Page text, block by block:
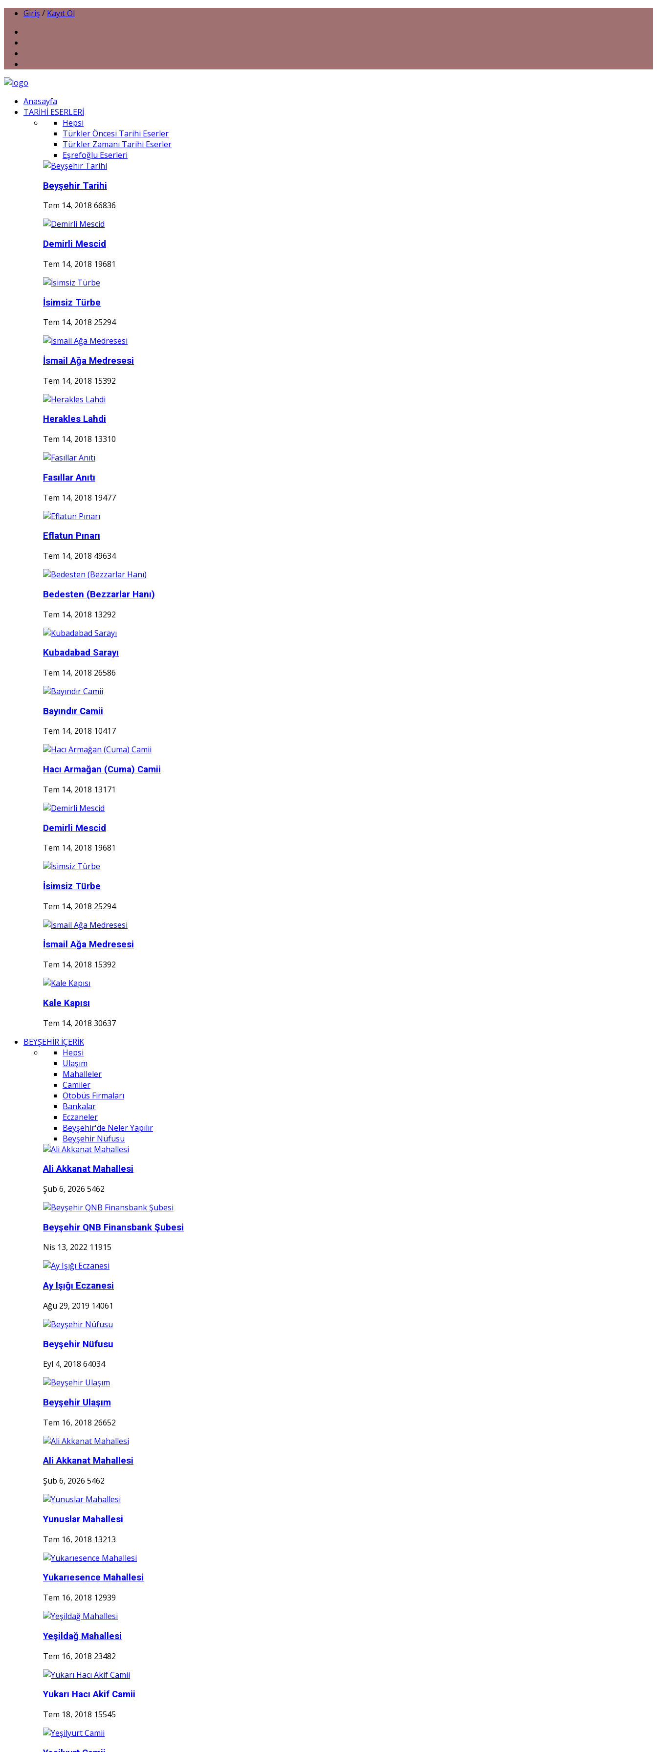
Giriş / Kayıt Ol
Anasayfa
TARİHİ ESERLERİ
Hepsi
Türkler Öncesi Tarihi Eserler
Türkler Zamanı Tarihi Eserler
Eşrefoğlu Eserleri
Beyşehir Tarihi
Tem 14, 2018 66836
Demirli Mescid
Tem 14, 2018 19681
İsimsiz Türbe
Tem 14, 2018 25294
İsmail Ağa Medresesi
Tem 14, 2018 15392
Herakles Lahdi
Tem 14, 2018 13310
Fasıllar Anıtı
Tem 14, 2018 19477
Eflatun Pınarı
Tem 14, 2018 49634
Bedesten (Bezzarlar Hanı)
Tem 14, 2018 13292
Kubadabad Sarayı
Tem 14, 2018 26586
Bayındır Camii
Tem 14, 2018 10417
Hacı Armağan (Cuma) Camii
Tem 14, 2018 13171
Demirli Mescid
Tem 14, 2018 19681
İsimsiz Türbe
Tem 14, 2018 25294
İsmail Ağa Medresesi
Tem 14, 2018 15392
Kale Kapısı
Tem 14, 2018 30637
BEYŞEHİR İÇERİK
Hepsi
Ulaşım
Mahalleler
Camiler
Otobüs Firmaları
Bankalar
Eczaneler
Beyşehir'de Neler Yapılır
Beyşehir Nüfusu
Ali Akkanat Mahallesi
Şub 6, 2026 5462
Beyşehir QNB Finansbank Şubesi
Nis 13, 2022 11915
Ay Işığı Eczanesi
Ağu 29, 2019 14061
Beyşehir Nüfusu
Eyl 4, 2018 64034
Beyşehir Ulaşım
Tem 16, 2018 26652
Ali Akkanat Mahallesi
Şub 6, 2026 5462
Yunuslar Mahallesi
Tem 16, 2018 13213
Yukarıesence Mahallesi
Tem 16, 2018 12939
Yeşildağ Mahallesi
Tem 16, 2018 23482
Yukarı Hacı Akif Camii
Tem 18, 2018 15545